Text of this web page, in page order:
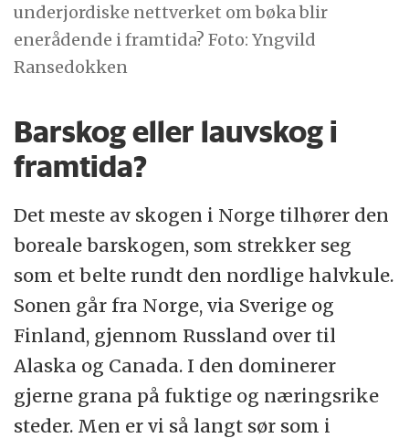
underjordiske nettverket om bøka blir
enerådende i framtida? Foto: Yngvild
Ransedokken
Barskog eller lauvskog i
framtida?
Det meste av skogen i Norge tilhører den
boreale barskogen, som strekker seg
som et belte rundt den nordlige halvkule.
Sonen går fra Norge, via Sverige og
Finland, gjennom Russland over til
Alaska og Canada. I den dominerer
gjerne grana på fuktige og næringsrike
steder. Men er vi så langt sør som i